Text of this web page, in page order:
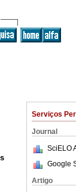
Serviços
Journal
SciELO
Google
Artigo